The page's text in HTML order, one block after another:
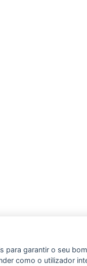
para garantir o seu
como o utilizador